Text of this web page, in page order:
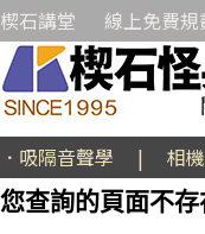
楔石講堂 線上免費規
．吸隔音聲學 | 相
您查詢的頁面不存